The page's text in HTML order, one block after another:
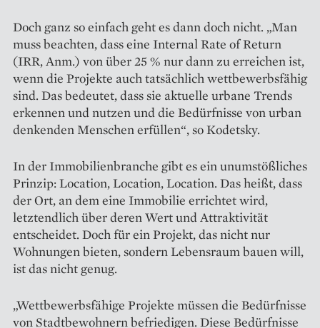
Doch ganz so einfach geht es dann doch nicht. „Man
muss beachten, dass eine Internal Rate of Return
(IRR, Anm.) von über 25 % nur dann zu erreichen ist,
wenn die Projekte auch tatsächlich wettbewerbsfähig
sind. Das bedeutet, dass sie aktuelle urbane Trends
erkennen und nutzen und die Bedürfnisse von urban
denkenden Menschen erfüllen“, so Kodetsky.
In der Immobilienbranche gibt es ein unumstößliches
Prinzip: Location, Location, Location. Das heißt, dass
der Ort, an dem eine Immobilie errichtet wird,
letztendlich über deren Wert und Attraktivität
entscheidet. Doch für ein Projekt, das nicht nur
Wohnungen bieten, sondern Lebensraum bauen will,
ist das nicht genug.
„Wettbewerbsfähige Projekte müssen die Bedürfnisse
von Stadtbewohnern befriedigen. Diese Bedürfnisse